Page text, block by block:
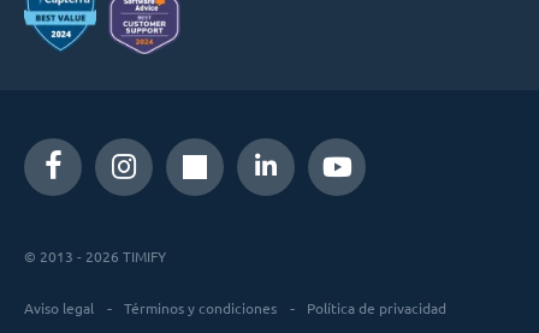
© 2013 - 2026 TIMIFY
Aviso legal Términos y condiciones Política de privacidad